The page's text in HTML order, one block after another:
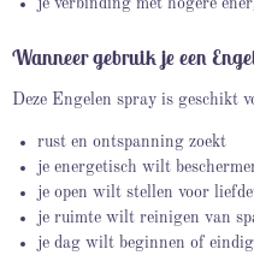
Wanneer gebruik je een
Deze Engelen spray is geschikt
rust en ontspanning zoekt
je energetisch wilt
je open wilt stellen voor
je ruimte wilt reinigen van
je dag wilt beginnen of